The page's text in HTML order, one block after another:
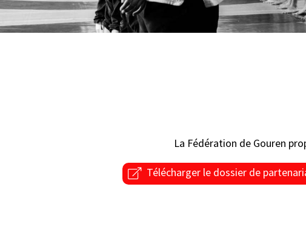
La Fédération de Gouren
Télécharger le dossier de